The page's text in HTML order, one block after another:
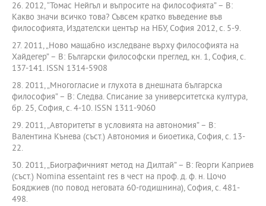
26. 2012, “Томас Нейгъл и въпросите на философията” – В:
Какво значи всичко това? Съвсем кратко въведение във
философията, Издателски център на НБУ, София 2012, с. 5-9.
27. 2011, „Ново мащабно изследване върху философията на
Хайдегер” – В: Български философски преглед, кн. 1, София, с.
137-141. ISSN 1314-5908
28. 2011, „Многогласие и глухота в днешната българска
философия” – В: Следва. Списание за университетска култура,
бр. 25, София, с. 4-10. ISSN 1311-9060
29. 2011, „Авторитетът в условията на автономия” – В:
Валентина Кънева (съст.) Автономия и биоетика, София, с. 13-
22.
30. 2011, „Биографичният метод на Дилтай” – В: Георги Каприев
(съст.) Nomina essentaint res в чест на проф. д. ф. н. Цочо
Бояджиев (по повод неговата 60-годишнина), София, с. 481-
498.